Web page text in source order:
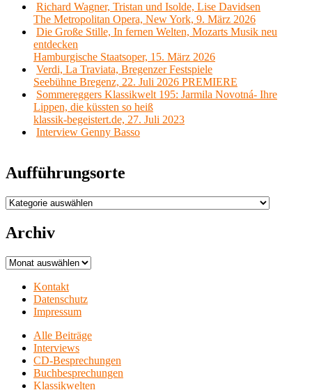
Richard Wagner, Tristan und Isolde, Lise Davidsen
The Metropolitan Opera, New York, 9. März 2026
Die Große Stille, In fernen Welten, Mozarts Musik neu
entdecken
Hamburgische Staatsoper, 15. März 2026
Verdi, La Traviata, Bregenzer Festspiele
Seebühne Bregenz, 22. Juli 2026 PREMIERE
Sommereggers Klassikwelt 195: Jarmila Novotná- Ihre
Lippen, die küssten so heiß
klassik-begeistert.de, 27. Juli 2023
Interview Genny Basso
Aufführungsorte
Aufführungsorte
Archiv
Archiv
Kontakt
Datenschutz
Impressum
Alle Beiträge
Interviews
CD-Besprechungen
Buchbesprechungen
Klassikwelten